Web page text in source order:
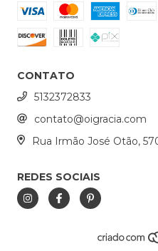
CONTATO
5132372833
contato@oigracia.com
Rua Irmão José Otão,
REDES SOCIAIS